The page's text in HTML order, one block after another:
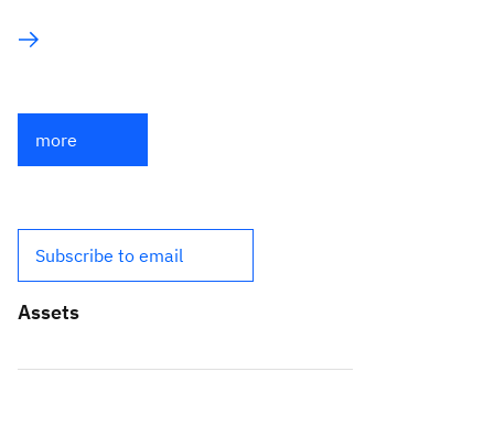
more
Subscribe to email
Assets